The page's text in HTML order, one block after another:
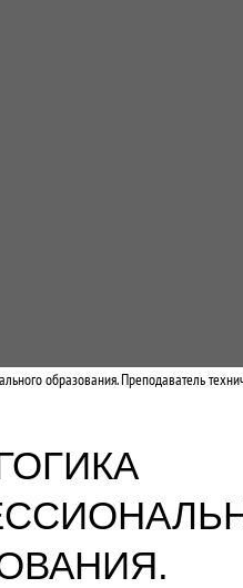
образования. Преподаватель